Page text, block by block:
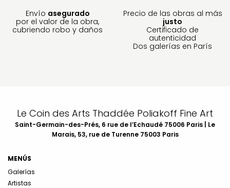
Envío asegurado
por el valor de la obra,
cubriendo robo y daños
Precio de las obras al más
justo
Certificado de
autenticidad
Dos galerías en París
Le Coin des Arts Thaddée Poliakoff Fine Art
Saint-Germain-des-Prés, 6 rue de l’Echaudé 75006 Paris | Le
Marais, 53, rue de Turenne 75003 Paris
MENÚS
Galerías
Artistas